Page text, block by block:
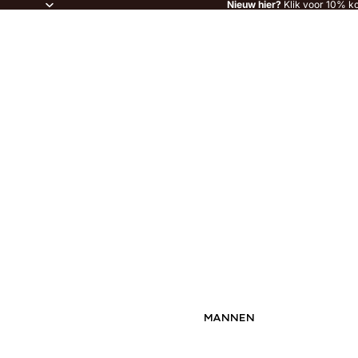
Nieuw hier? Klik voor 10%
MANNEN